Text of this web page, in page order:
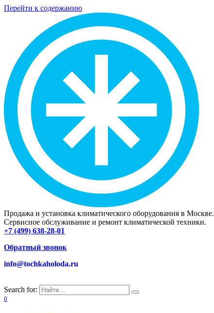
Перейти к содержанию
Продажа и установка климатического оборудования в Москве.
Сервисное обслуживание и ремонт климатической техники.
+7 (499) 638-28-01
Обратный звонок
info@tochkaholoda.ru
Search for:
0